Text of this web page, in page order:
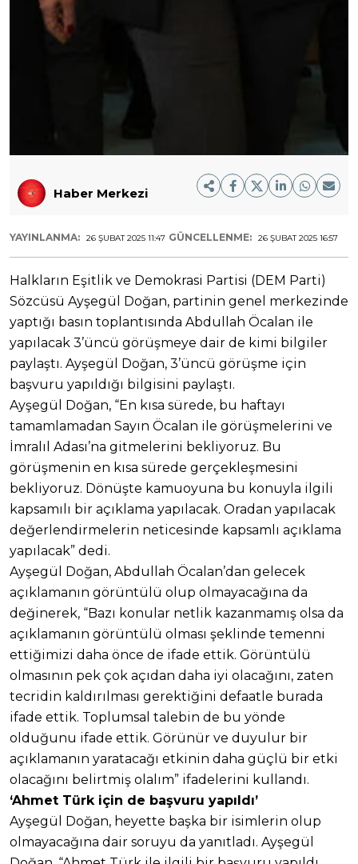
Haber Merkezi
YAYINLANMA: 26 ŞUBAT 2025 11:47 GÜNCELLENME: 26 ŞUBAT 2025 16:57
Halkların Eşitlik ve Demokrasi Partisi (DEM Parti)
Sözcüsü Ayşegül Doğan, partinin genel merkezinde
yaptığı basın toplantısında Abdullah Öcalan ile
yapılacak 3’üncü görüşmeye dair de kimi bilgiler
paylaştı. Ayşegül Doğan, 3’üncü görüşme için
başvuru yapıldığı bilgisini paylaştı.
Ayşegül Doğan, “En kısa sürede, bu haftayı
tamamlamadan Sayın Öcalan ile görüşmelerini ve
İmralıl Adası’na gitmelerini bekliyoruz. Bu
görüşmenin en kısa sürede gerçekleşmesini
bekliyoruz. Dönüşte kamuoyuna bu konuyla ilgili
kapsamılı bir açıklama yapılacak. Oradan yapılacak
değerlendirmelerin neticesinde kapsamlı açıklama
yapılacak” dedi.
Ayşegül Doğan, Abdullah Öcalan’dan gelecek
açıklamanın görüntülü olup olmayacağına da
değinerek, “Bazı konular netlik kazanmamış olsa da
açıklamanın görüntülü olması şeklinde temenni
ettiğimizi daha önce de ifade ettik. Görüntülü
olmasının pek çok açıdan daha iyi olacağını, zaten
tecridin kaldırılması gerektiğini defaatle burada
ifade ettik. Toplumsal talebin de bu yönde
olduğunu ifade ettik. Görünür ve duyulur bir
açıklamanın yaratacağı etkinin daha güçlü bir etki
olacağını belirtmiş olalım” ifadelerini kullandı.
‘Ahmet Türk için de başvuru yapıldı’
Ayşegül Doğan, heyette başka bir isimlerin olup
olmayacağına dair soruyu da yanıtladı. Ayşegül